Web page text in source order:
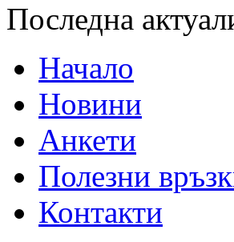
Последна
Начало
Новини
Анкети
Полезни
Контакти